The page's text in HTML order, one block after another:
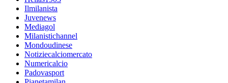
Ilmilanista
Juvenews
Mediagol
Milanistichannel
Mondoudinese
Notiziecalciomercato
Numericalcio
Padovasport